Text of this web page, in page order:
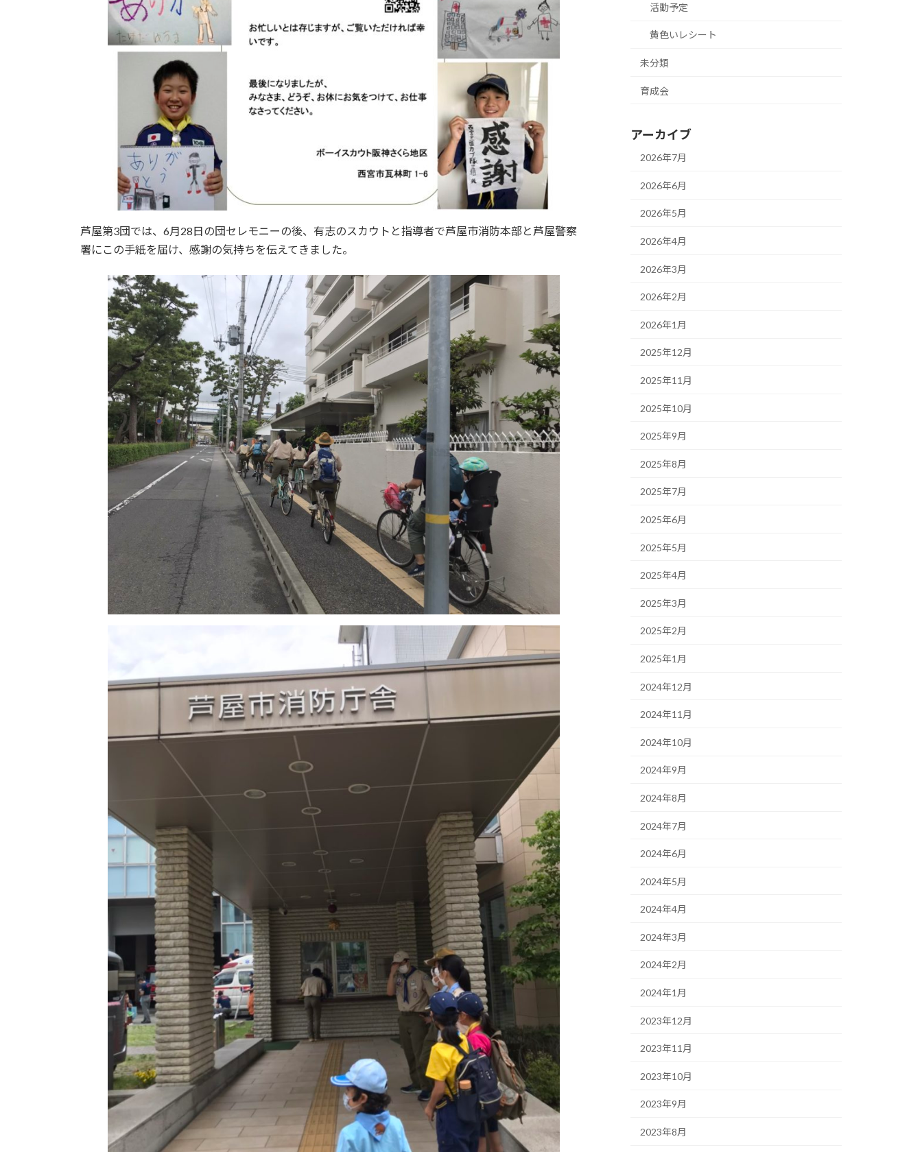
芦屋第3団では、6月28日の団セレモニーの後、有志のスカウトと指導者で芦屋市消防本部と芦屋警察
署にこの手紙を届け、感謝の気持ちを伝えてきました。
活動予定
黄色いレシート
未分類
育成会
アーカイブ
2026年7月
2026年6月
2026年5月
2026年4月
2026年3月
2026年2月
2026年1月
2025年12月
2025年11月
2025年10月
2025年9月
2025年8月
2025年7月
2025年6月
2025年5月
2025年4月
2025年3月
2025年2月
2025年1月
2024年12月
2024年11月
2024年10月
2024年9月
2024年8月
2024年7月
2024年6月
2024年5月
2024年4月
2024年3月
2024年2月
2024年1月
2023年12月
2023年11月
2023年10月
2023年9月
2023年8月